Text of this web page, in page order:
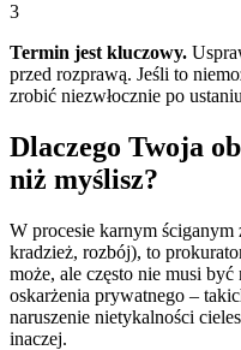
3
Termin jest kluczowy.
przed rozprawą. Jeśli to
zrobić niezwłocznie po
Dlaczego Twoja
niż myślisz?
W procesie karnym ściganym
kradzież, rozbój), to
może, ale często nie musi
oskarżenia prywatnego –
naruszenie nietykalności
inaczej.